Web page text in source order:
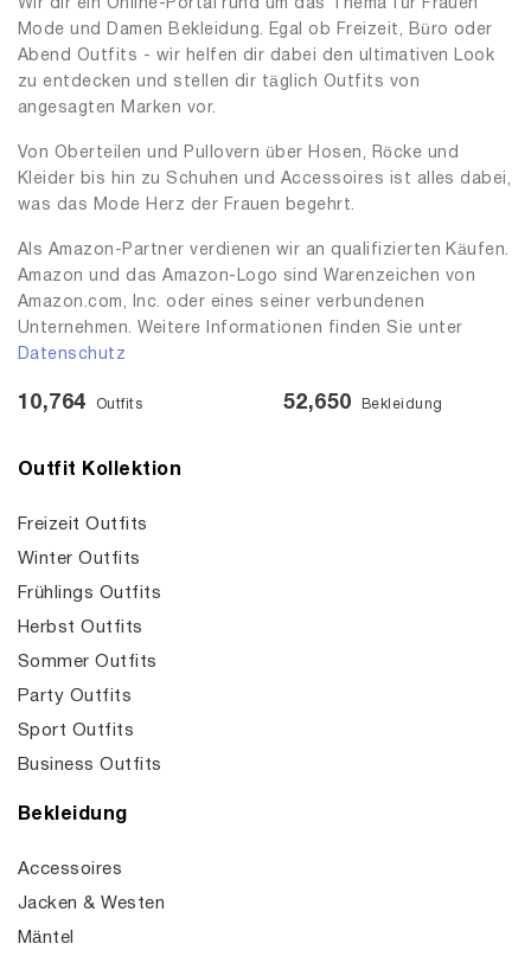
Wir dir ein Online-Portal rund um das Thema für Frauen
Mode und Damen Bekleidung. Egal ob Freizeit, Büro oder
Abend Outfits - wir helfen dir dabei den ultimativen Look
zu entdecken und stellen dir täglich Outfits von
angesagten Marken vor.
Von Oberteilen und Pullovern über Hosen, Röcke und
Kleider bis hin zu Schuhen und Accessoires ist alles dabei,
was das Mode Herz der Frauen begehrt.
Als Amazon-Partner verdienen wir an qualifizierten Käufen.
Amazon und das Amazon-Logo sind Warenzeichen von
Amazon.com, Inc. oder eines seiner verbundenen
Unternehmen. Weitere Informationen finden Sie unter
Datenschutz
10,764 Outfits 52,650 Bekleidung
Outfit Kollektion
Freizeit Outfits
Winter Outfits
Frühlings Outfits
Herbst Outfits
Sommer Outfits
Party Outfits
Sport Outfits
Business Outfits
Bekleidung
Accessoires
Jacken & Westen
Mäntel